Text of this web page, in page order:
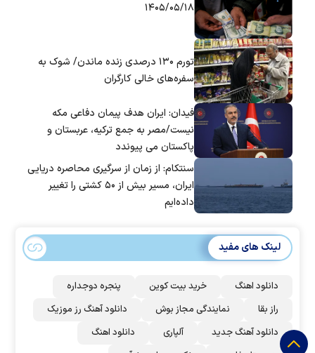
۱۴۰۵/۰۵/۱۸
تورم ۱۳۰ درصدی زنده ماندن/ شوک به
سفره‌های خالی کارگران
فیدان: ایران هدف پیمان دفاعی مکه
نیست/مصر به جمع ترکیه، عربستان و
پاکستان می پیوندد
سنتکام: از زمان از سرگیری محاصره دریایی
ایران، مسیر بیش از ۵۰ کشتی را تغییر
داده‌ایم
لینک های مفید
دانلود اهنگ خرید بیت کوین
پنجره دوجداره
راز بقا
نمایندگی مجاز بوش
دانلود آهنگ رز‌ موزیک
دانلود آهنگ جدید
آلپاری
دانلود اهنگ